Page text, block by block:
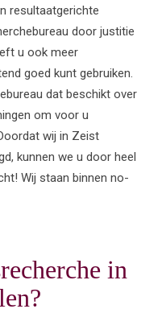
resultaatgerichte
door justitie
u ook meer
goed kunt gebruiken.
dat beschikt over
om voor u
wij in Zeist
kunnen we u door heel
Wij staan binnen no-
in